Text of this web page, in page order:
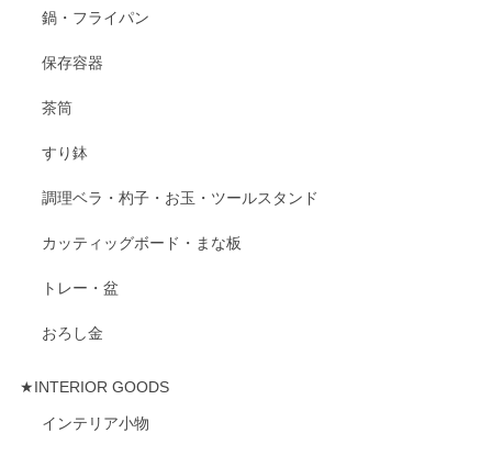
鍋・フライパン
保存容器
茶筒
すり鉢
調理ベラ・杓子・お玉・ツールスタンド
カッティッグボード・まな板
トレー・盆
おろし金
★INTERIOR GOODS
インテリア小物